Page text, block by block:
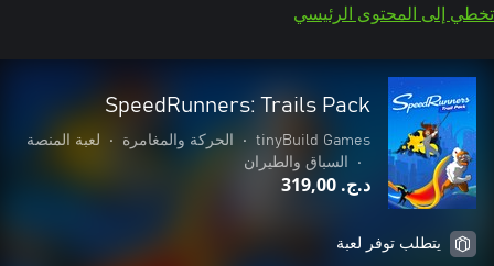
تخطي إلى المحتوى الرئيسي
SpeedRunners: Trails Pack
tinyBuild Games
• الحركة والمغامرة •
لعبة المنصة
•
السباق والطيران
د.ج.‏ 319,00
يتطلب توفر لعبة